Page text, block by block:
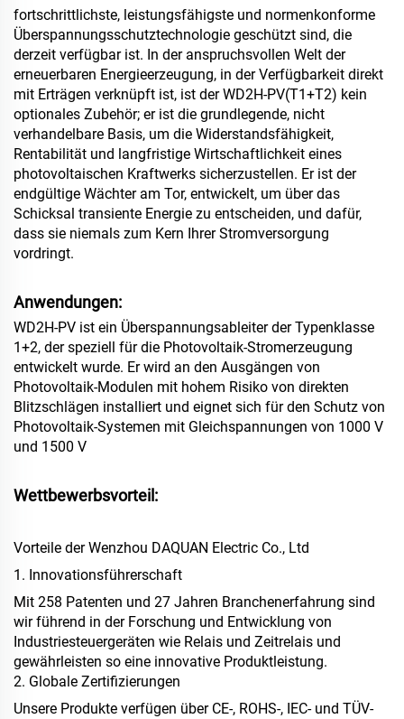
fortschrittlichste, leistungsfähigste und normenkonforme
Überspannungsschutztechnologie geschützt sind, die
derzeit verfügbar ist. In der anspruchsvollen Welt der
erneuerbaren Energieerzeugung, in der Verfügbarkeit direkt
mit Erträgen verknüpft ist, ist der WD2H-PV(T1+T2) kein
optionales Zubehör; er ist die grundlegende, nicht
verhandelbare Basis, um die Widerstandsfähigkeit,
Rentabilität und langfristige Wirtschaftlichkeit eines
photovoltaischen Kraftwerks sicherzustellen. Er ist der
endgültige Wächter am Tor, entwickelt, um über das
Schicksal transiente Energie zu entscheiden, und dafür,
dass sie niemals zum Kern Ihrer Stromversorgung
vordringt.
Anwendungen:
WD2H-PV ist ein Überspannungsableiter der Typenklasse
1+2, der speziell für die Photovoltaik-Stromerzeugung
entwickelt wurde. Er wird an den Ausgängen von
Photovoltaik-Modulen mit hohem Risiko von direkten
Blitzschlägen installiert und eignet sich für den Schutz von
Photovoltaik-Systemen mit Gleichspannungen von 1000 V
und 1500 V
Wettbewerbsvorteil:
Vorteile der Wenzhou DAQUAN Electric Co., Ltd
1. Innovationsführerschaft
Mit 258 Patenten und 27 Jahren Branchenerfahrung sind
wir führend in der Forschung und Entwicklung von
Industriesteuergeräten wie Relais und Zeitrelais und
gewährleisten so eine innovative Produktleistung.
2. Globale Zertifizierungen
Unsere Produkte verfügen über CE-, ROHS-, IEC- und TÜV-